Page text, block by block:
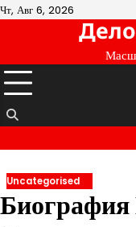
Перейти
Чт, Авг 6, 2026
Uncategorised
Биография